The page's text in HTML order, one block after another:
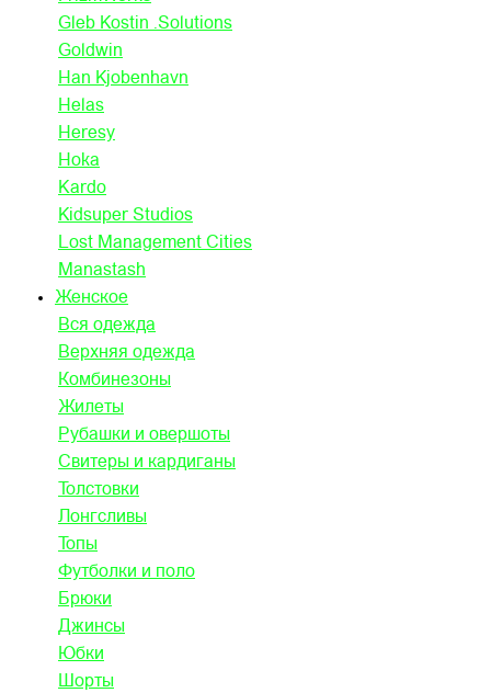
Gleb Kostin .Solutions
Goldwin
Han Kjobenhavn
Helas
Heresy
Hoka
Kardo
Kidsuper Studios
Lost Management Cities
Manastash
Женское
Вся одежда
Верхняя одежда
Комбинезоны
Жилеты
Рубашки и овершоты
Свитеры и кардиганы
Толстовки
Лонгсливы
Топы
Футболки и поло
Брюки
Джинсы
Юбки
Шорты